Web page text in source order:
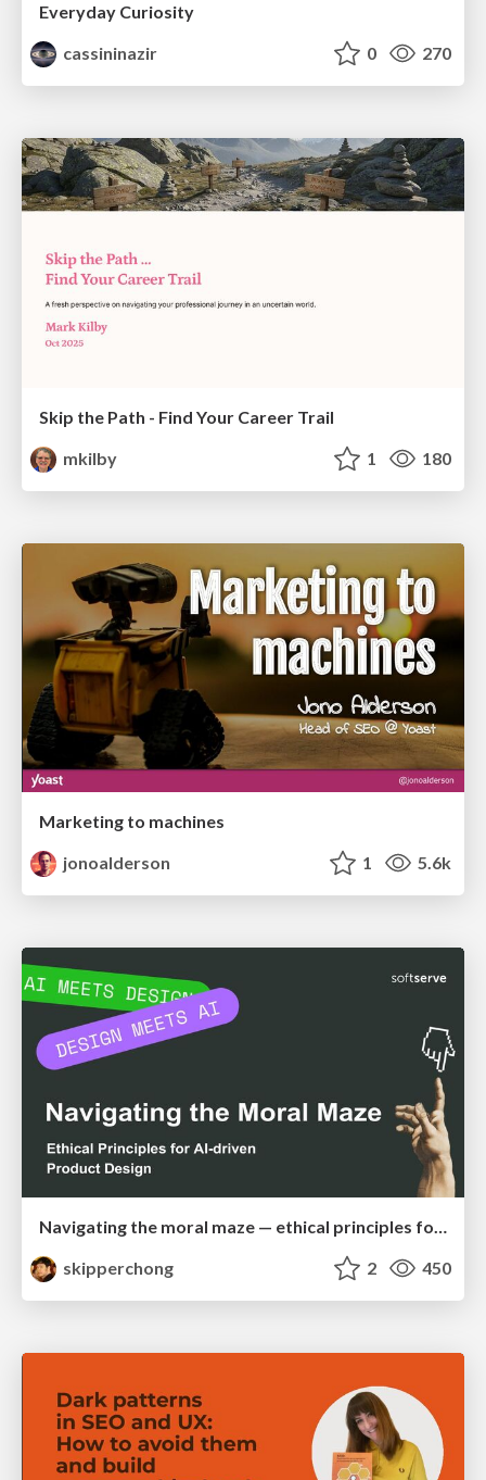
Everyday Curiosity
cassininazir
0 270
Skip the Path - Find Your Career Trail
mkilby
1 180
Marketing to machines
jonoalderson
1 5.6k
skipperchong
2 450